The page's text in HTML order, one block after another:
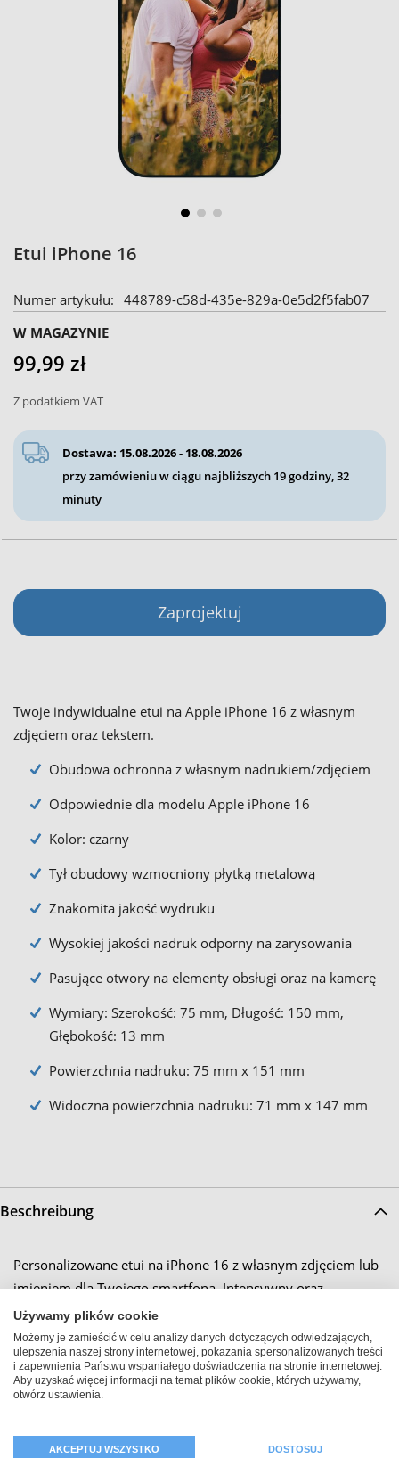
Etui iPhone 16
Numer artykułu
448789-c58d-435e-829a-0e5d2f5fab07
W MAGAZYNIE
99,99 zł
Z podatkiem VAT
Dostawa: 15.08.2026 - 18.08.2026
przy zamówieniu w ciągu najbliższych 19 godziny, 32
minuty
Zaprojektuj
Twoje indywidualne etui na Apple iPhone 16 z własnym
zdjęciem oraz tekstem.
Obudowa ochronna z własnym nadrukiem/zdjęciem
Odpowiednie dla modelu Apple iPhone 16
Kolor: czarny
Tył obudowy wzmocniony płytką metalową
Znakomita jakość wydruku
Wysokiej jakości nadruk odporny na zarysowania
Pasujące otwory na elementy obsługi oraz na kamerę
Wymiary: Szerokość: 75 mm, Długość: 150 mm,
Głębokość: 13 mm
Powierzchnia nadruku: 75 mm x 151 mm
Widoczna powierzchnia nadruku: 71 mm x 147 mm
to
beginning
of
images
gallery
Beschreibung
Personalizowane etui na iPhone 16 z własnym zdjęciem lub
imieniem dla Twojego smartfona. Intensywny oraz
błyszczący nadruk sprawia, że Twoja obudowa na Apple
iPhone 16 staje się pięknym oraz nietuzinkowym unikatem.
Odpowiednie otwory gwarantujące dostęp do elementów
obsługi oraz kamery, umożliwiają bezproblemowe używanie
Twojego iPhone 16 oraz sprawiają, że pokrowiec staje się
Używamy plików cookie
Możemy je zamieścić w celu analizy danych dotyczących odwiedzających,
ulepszenia naszej strony internetowej, pokazania spersonalizowanych treści
i zapewnienia Państwu wspaniałego doświadczenia na stronie internetowej.
Aby uzyskać więcej informacji na temat plików cookie, których używamy,
otwórz ustawienia.
AKCEPTUJ WSZYSTKO DOSTOSUJ